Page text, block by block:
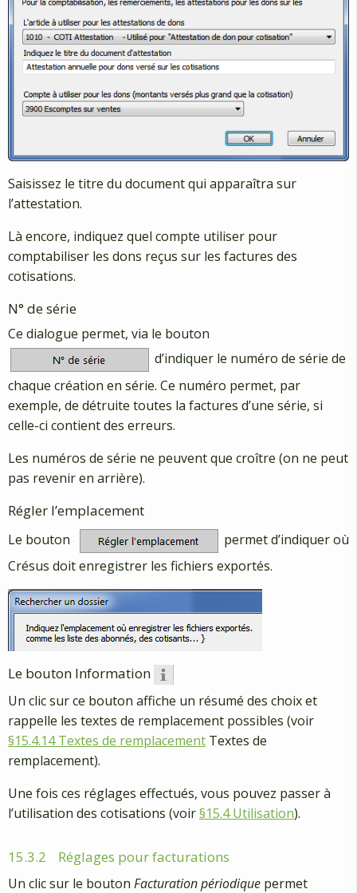
Saisissez le titre du document qui apparaîtra sur
l’attestation.
Là encore, indiquez quel compte utiliser pour
comptabiliser les dons reçus sur les factures des
cotisations.
N° de série
Ce dialogue permet, via le bouton
d’indiquer le numéro de série de
chaque création en série. Ce numéro permet, par
exemple, de détruite toutes la factures d’une série, si
celle-ci contient des erreurs.
Les numéros de série ne peuvent que croître (on ne peut
pas revenir en arrière).
Régler l’emplacement
Le bouton
permet d’indiquer où
Crésus doit enregistrer les fichiers exportés.
Le bouton Information
Un clic sur ce bouton affiche un résumé des choix et
rappelle les textes de remplacement possibles (voir
§15.4.14 Textes de remplacement Textes de
remplacement).
Une fois ces réglages effectués, vous pouvez passer à
l’utilisation des cotisations (voir§15.4 Utilisation).
15.3.2 Réglages pour facturations
Un clic sur le bouton Facturation périodique permet